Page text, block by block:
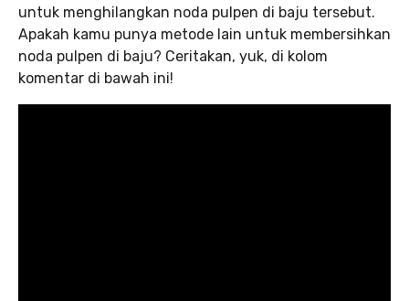
untuk menghilangkan noda pulpen di baju tersebut.
Apakah kamu punya metode lain untuk membersihkan
noda pulpen di baju? Ceritakan, yuk, di kolom
komentar di bawah ini!